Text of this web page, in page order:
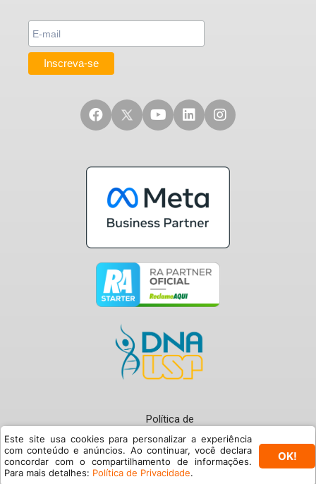
Política de
Privacidade
Termos de Uso
© Buzzmonitor 2024
Este site usa cookies para personalizar a experiência
com conteúdo e anúncios. Ao continuar, você declara
concordar com o compartilhamento de informações.
Para mais detalhes: Política de Privacidade.
OK!